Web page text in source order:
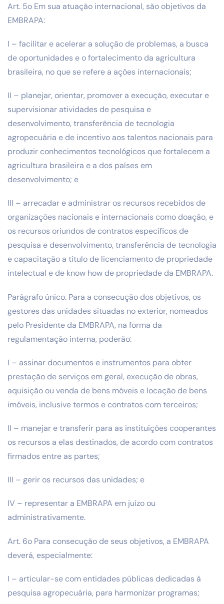
Art. 5o Em sua atuação internacional, são objetivos da
EMBRAPA:
I – facilitar e acelerar a solução de problemas, a busca
de oportunidades e o fortalecimento da agricultura
brasileira, no que se refere a ações internacionais;
II – planejar, orientar, promover a execução, executar e
supervisionar atividades de pesquisa e
desenvolvimento, transferência de tecnologia
agropecuária e de incentivo aos talentos nacionais para
produzir conhecimentos tecnológicos que fortalecem a
agricultura brasileira e a dos países em
desenvolvimento; e
III – arrecadar e administrar os recursos recebidos de
organizações nacionais e internacionais como doação, e
os recursos oriundos de contratos específicos de
pesquisa e desenvolvimento, transferência de tecnologia
e capacitação a título de licenciamento de propriedade
intelectual e de know how de propriedade da EMBRAPA.
Parágrafo único. Para a consecução dos objetivos, os
gestores das unidades situadas no exterior, nomeados
pelo Presidente da EMBRAPA, na forma da
regulamentação interna, poderão:
I – assinar documentos e instrumentos para obter
prestação de serviços em geral, execução de obras,
aquisição ou venda de bens móveis e locação de bens
imóveis, inclusive termos e contratos com terceiros;
II – manejar e transferir para as instituições cooperantes
os recursos a elas destinados, de acordo com contratos
firmados entre as partes;
III – gerir os recursos das unidades; e
IV – representar a EMBRAPA em juízo ou
administrativamente.
Art. 6o Para consecução de seus objetivos, a EMBRAPA
deverá, especialmente:
I – articular-se com entidades públicas dedicadas à
pesquisa agropecuária, para harmonizar programas;